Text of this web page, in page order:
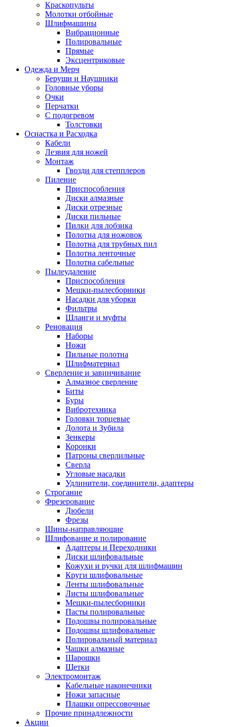
Краскопульты
Молотки отбойные
Шлифмашины
Вибрационные
Полировальные
Прямые
Эксцентриковые
Одежда и Мерч
Беруши и Наушники
Головные уборы
Очки
Перчатки
С подогревом
Толстовки
Оснастка и Расходка
Кабели
Лезвия для ножей
Монтаж
Гвозди для степплеров
Пиление
Приспособления
Диски алмазные
Диски отрезные
Диски пильные
Пилки для лобзика
Полотна для ножовок
Полотна для трубных пил
Полотна ленточные
Полотна сабельные
Пылеудаление
Приспособления
Мешки-пылесборники
Насадки для уборки
Фильтры
Шланги и муфты
Реновация
Наборы
Ножи
Пильные полотна
Шлифматериал
Сверление и завинчивание
Алмазное сверление
Биты
Буры
Вибротехника
Головки торцевые
Долота и Зубила
Зенкеры
Коронки
Патроны сверлильные
Сверла
Угловые насадки
Удлинители, соединители, адаптеры
Строгание
Фрезерование
Дюбели
Фрезы
Шины-направляющие
Шлифование и полирование
Адаптеры и Переходники
Диски шлифовальные
Кожухи и ручки для шлифмашин
Круги шлифовальные
Ленты шлифовальные
Листы шлифовальные
Мешки-пылесборники
Пасты полировальные
Подошвы полировальные
Подошвы шлифовальные
Полировальный материал
Чашки алмазные
Шарошки
Щетки
Электромонтаж
Кабельные наконечники
Ножи запасные
Плашки опрессовочные
Прочие принадлежности
Акции